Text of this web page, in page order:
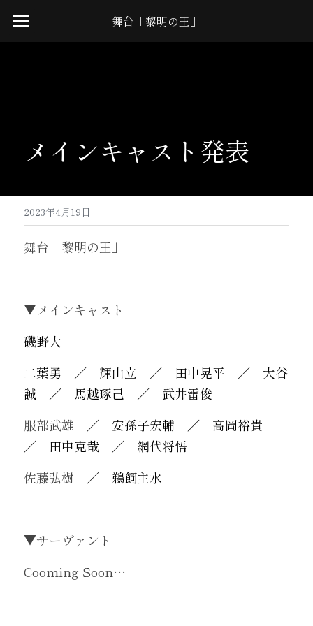
舞台「黎明の王」
Schedule
Access
Staff
Twitter
Twitter
メインキャスト発表
2023年4月19日
舞台「黎明の王」
▼メインキャスト
磯野大
二葉勇　／　輝山立　／　田中晃平　／　大谷
誠　／　馬越琢己　／　武井雷俊
服部武雄 ／　安孫子宏輔　／　高岡裕貴
／　田中克哉　／　網代将悟
佐藤弘樹 ／　鵜飼主水
▼サーヴァント
Cooming Soon…